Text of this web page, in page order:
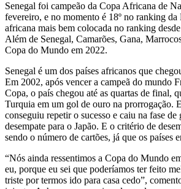
Senegal foi campeão da Copa Africana de
fevereiro, e no momento é 18º no ranking da
africana mais bem colocada no ranking
Além de Senegal, Camarões, Gana,
Copa do Mundo em 2022.
Senegal é um dos países africanos que
Em 2002, após vencer a campeã do mundo
Copa, o país chegou até as quartas de final,
Turquia em um gol de ouro na prorrogação.
conseguiu repetir o sucesso e caiu na fase
desempate para o Japão. E o critério de
sendo o número de cartões, já que os países
“Nós ainda ressentimos a Copa do Mundo
eu, porque eu sei que poderíamos ter feito
triste por termos ido para casa cedo”,